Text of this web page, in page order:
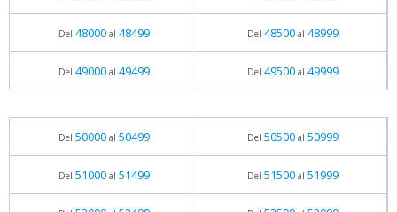
Del 48000al 48499 Del 48500al 48999
Del 49000al 49499 Del 49500al 49999
Del 50000al 50499 Del 50500al 50999
Del 51000al 51499 Del 51500al 51999